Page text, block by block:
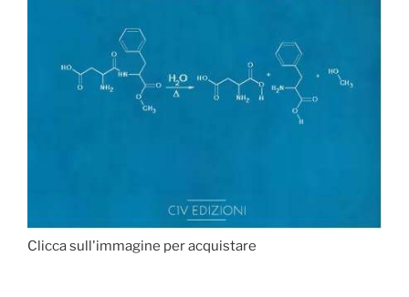
Clicca sull'immagine per acquistare